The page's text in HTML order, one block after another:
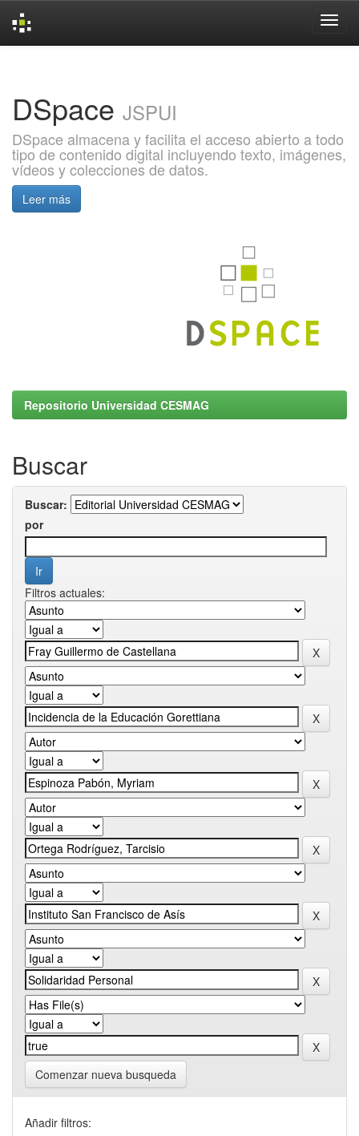
DSpace JSPUI
DSpace almacena y facilita el acceso abierto a todo
tipo de contenido digital incluyendo texto, imágenes,
vídeos y colecciones de datos.
Leer más
Repositorio Universidad CESMAG
Buscar
Buscar:
por
Filtros actuales:
Comenzar nueva busqueda
Añadir filtros: